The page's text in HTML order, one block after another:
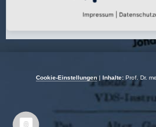
Cookie-Einstellungen| Inhalte: Prof. Dr.
Impressum